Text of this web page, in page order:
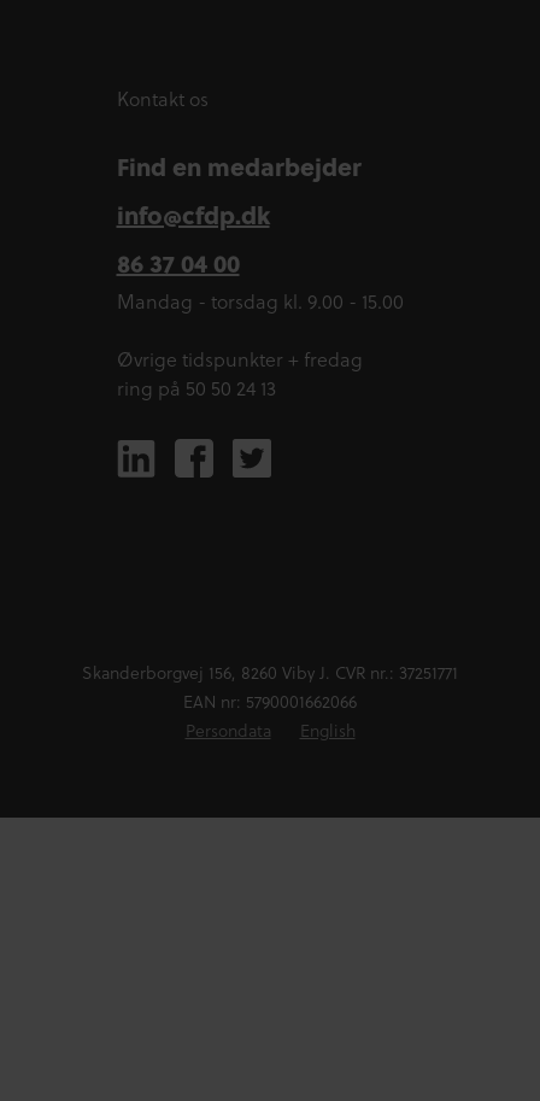
Kontakt os
Find en medarbejder
info@cfdp.dk
86 37 04 00
Mandag - torsdag kl. 9.00 - 15.00
Øvrige tidspunkter + fredag
ring på 50 50 24 13
Skanderborgvej 156, 8260 Viby J. CVR nr.: 37251771
EAN nr: 5790001662066
Persondata
English